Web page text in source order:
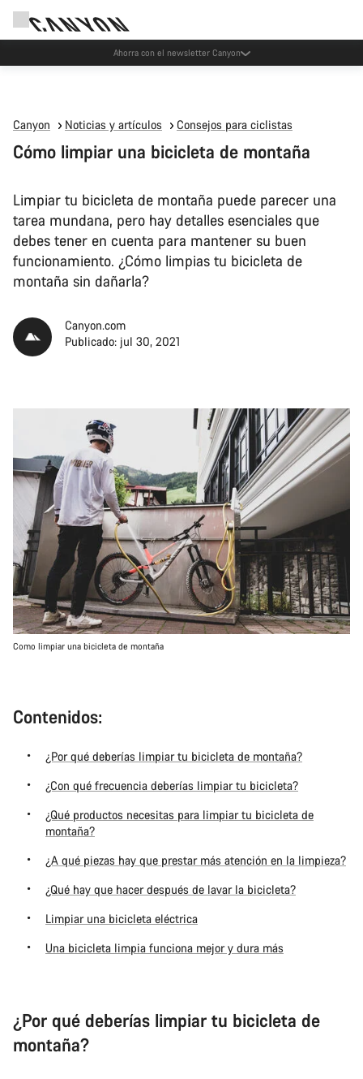
Eventos Canyon
Canyon Noticias y artículos Consejos para ciclistas
Cómo limpiar una bicicleta de montaña
Limpiar tu bicicleta de montaña puede parecer una
tarea mundana, pero hay detalles esenciales que
debes tener en cuenta para mantener su buen
funcionamiento. ¿Cómo limpias tu bicicleta de
montaña sin dañarla?
Canyon.com
Publicado: jul 30, 2021
Como limpiar una bicicleta de montaña
Contenidos:
¿Por qué deberías limpiar tu bicicleta de montaña?
¿Con qué frecuencia deberías limpiar tu bicicleta?
¿Qué productos necesitas para limpiar tu bicicleta de
montaña?
¿A qué piezas hay que prestar más atención en la limpieza?
¿Qué hay que hacer después de lavar la bicicleta?
Limpiar una bicicleta eléctrica
Una bicicleta limpia funciona mejor y dura más
¿Por qué deberías limpiar tu bicicleta de
montaña?